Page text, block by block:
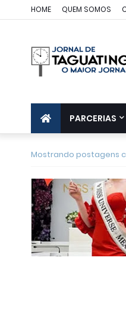
HOME QUEM SOMOS
PARCERIAS
Mostrando postagens